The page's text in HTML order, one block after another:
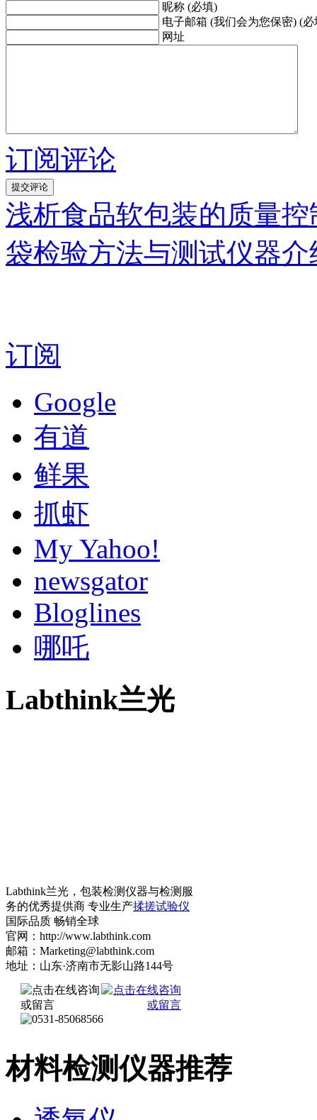
昵称 (必填)
电子邮箱 (我们会为您保密) (必
网址
订阅评论
浅析食品软包装的质量控
袋检验方法与测试仪器介
订阅
Google
有道
鲜果
抓虾
My Yahoo!
newsgator
Bloglines
哪吒
Labthink兰光
Labthink兰光，包装检测仪器与检测服
务的优秀提供商 专业生产揉搓试验仪
国际品质 畅销全球
官网：http://www.labthink.com
邮箱：Marketing@labthink.com
地址：山东·济南市无影山路144号
材料检测仪器推荐